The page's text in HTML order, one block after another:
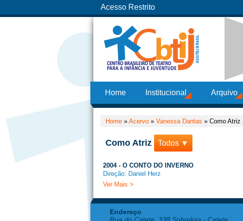
Acesso Restrito
Home Institucional Arquivo
Home » Acervo » Vanessa Dantas » Como Atriz
Como Atriz Todos ▼
2004 - O CONTO DO INVERNO
Direção: Daniel Herz
Ver Mais >
Endereço